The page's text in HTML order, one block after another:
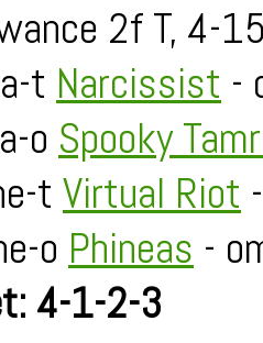
2f T, 4-
t Narcissist -
o Spooky
t Virtual Riot
o Phineas -
4-1-2-3